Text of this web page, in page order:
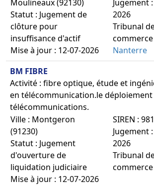
Moulineaux (92130)
Statut : Jugement de
clôture pour
insuffisance d'actif
Mise à jour : 12-07-2026
Jugement
2026
Tribunal
commerce
Nanterre
BM FIBRE
Activité : fibre optique, étude et
en télécommunication.le déploiement
télécommunications.
Ville : Montgeron
(91230)
Statut : Jugement
d'ouverture de
liquidation judiciaire
Mise à jour : 12-07-2026
SIREN :
Jugement
2026
Tribunal
commerce